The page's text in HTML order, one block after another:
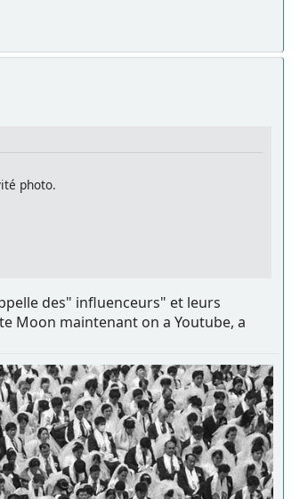
photo.
des" influenceurs" et leurs
Moon maintenant on a Youtube, a